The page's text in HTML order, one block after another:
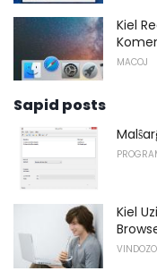
Kiel
MACOJ
Sapid posts
Kiel
VINDOZO